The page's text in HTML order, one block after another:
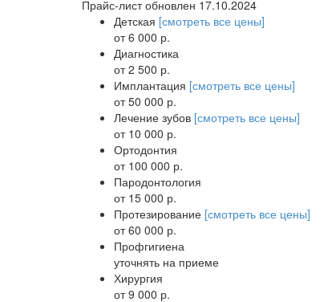
Прайс-лист обновлен 17.10.2024
Детская [смотреть все цены]
от 6 000 р.
Диагностика
от 2 500 р.
Имплантация [смотреть все цены]
от 50 000 р.
Лечение зубов [смотреть все цены]
от 10 000 р.
Ортодонтия
от 100 000 р.
Пародонтология
от 15 000 р.
Протезирование [смотреть все цены]
от 60 000 р.
Профгигиена
уточнять на приеме
Хирургия
от 9 000 р.